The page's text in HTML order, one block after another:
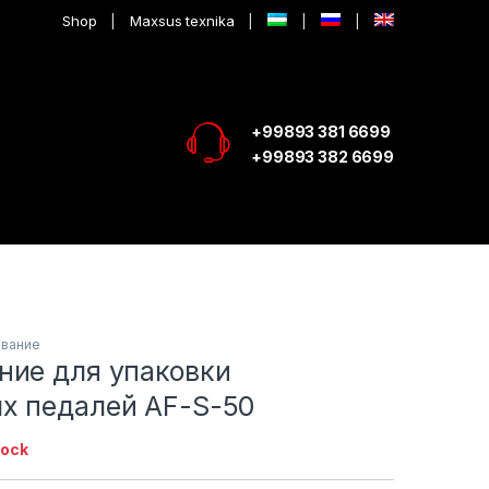
Shop Maxsus texnika
+99893 381 6699
+99893 382 6699
для упаковки
педалей AF-S-50